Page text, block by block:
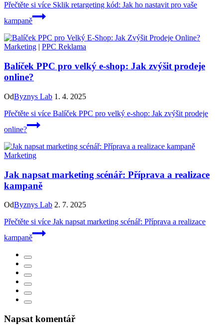
Přečtěte si více Sklik retargeting kód: Jak ho nastavit pro vaše
kampaně
Marketing | PPC Reklama
Balíček PPC pro velký e-shop: Jak zvýšit prodeje
online?
OdByznys Lab 1. 4. 2025
Přečtěte si více Balíček PPC pro velký e-shop: Jak zvýšit prodeje
online?
Marketing
Jak napsat marketing scénář: Příprava a realizace
kampaně
OdByznys Lab 2. 7. 2025
Přečtěte si více Jak napsat marketing scénář: Příprava a realizace
kampaně
Napsat komentář